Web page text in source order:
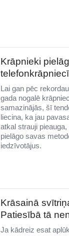
Krāpnieki
Lai gan pēc
gada nogalē
samazinājās, šī
liecina, ka jau
atkal strauji
pielāgo savas
iedzīvotājus.
Krāsainā
Patiesībā tā
Ja kādreiz esat